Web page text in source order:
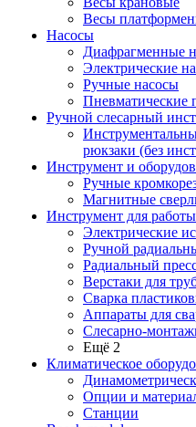
Весы
Насосы
Диафрагменные
Электрические
Ручные насосы
Пневматические
Ручной слесарный
рюкзаки (без
Инструмент и
Ручные
Магнитные
Инструмент для
Электрические
Ручной
Радиальный
Верстаки для
Сварка
Аппараты для
Слесарно-
Ещё 2
Климатическое
Опции и
Станции